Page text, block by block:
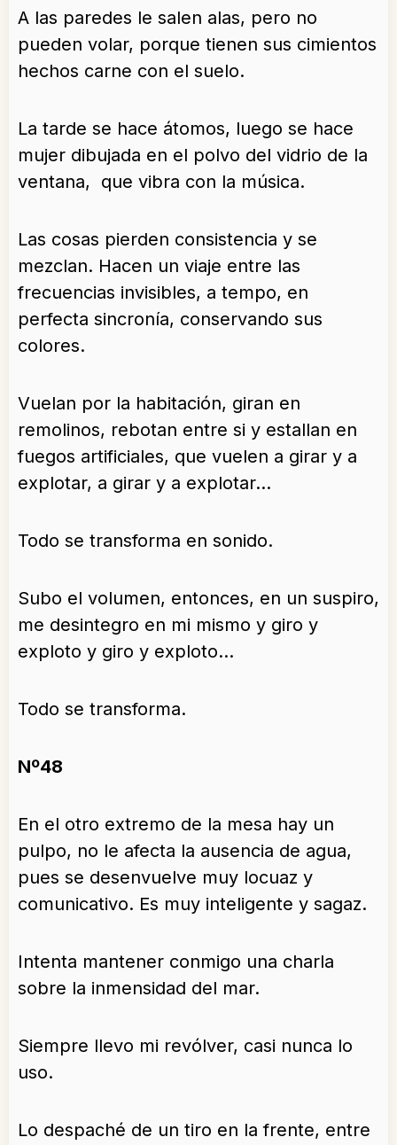
A las paredes le salen alas, pero no
pueden volar, porque tienen sus cimientos
hechos carne con el suelo.
La tarde se hace átomos, luego se hace
mujer dibujada en el polvo del vidrio de la
ventana, que vibra con la música.
Las cosas pierden consistencia y se
mezclan. Hacen un viaje entre las
frecuencias invisibles, a tempo, en
perfecta sincronía, conservando sus
colores.
Vuelan por la habitación, giran en
remolinos, rebotan entre si y estallan en
fuegos artificiales, que vuelen a girar y a
explotar, a girar y a explotar…
Todo se transforma en sonido.
Subo el volumen, entonces, en un suspiro,
me desintegro en mi mismo y giro y
exploto y giro y exploto…
Todo se transforma.
Nº48
En el otro extremo de la mesa hay un
pulpo, no le afecta la ausencia de agua,
pues se desenvuelve muy locuaz y
comunicativo. Es muy inteligente y sagaz.
Intenta mantener conmigo una charla
sobre la inmensidad del mar.
Siempre llevo mi revólver, casi nunca lo
uso.
Lo despaché de un tiro en la frente, entre